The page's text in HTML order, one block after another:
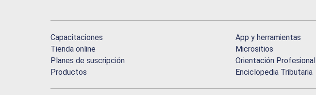
Capacitaciones
Tienda online
Planes de suscripción
Productos
App y herramientas
Micrositios
Orientación Profesional
Enciclopedia Tributaria